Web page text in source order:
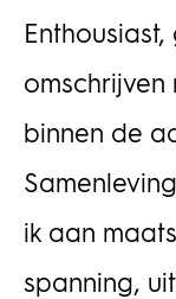
omschrijven
binnen de
ik aan
spanning,